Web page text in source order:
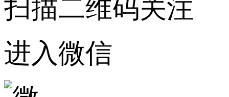
扫描二维码关注
进入微信